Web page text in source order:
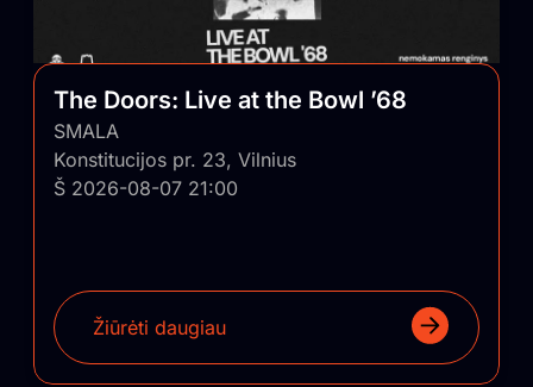
The Doors: Live at the Bowl ’68
SMALA
Konstitucijos pr. 23, Vilnius
Š 2026-08-07 21:00
Žiūrėti daugiau